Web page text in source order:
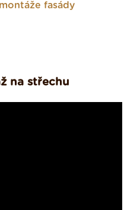
fasády
na střechu